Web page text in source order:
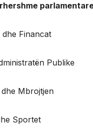
dhe Financat
Publike
Mbrojtjen
Sportet